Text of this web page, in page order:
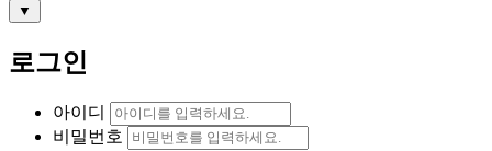
▼
로그인
아이디
비밀번호